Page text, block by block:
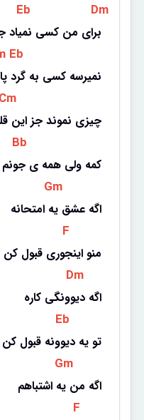
Eb Dm
برای من کسی نمیاد
Eb
نمیرسه کسی به گرد
Cm
چیزی نموند جز این
Bb
کمه ولی همه ی جونم
Gm
اگه عشق یه امتحانه
F
منو اینجوری قبول کن
Dm
اگه دیوونگی کاره
Eb
تو یه دیوونه قبول کن
Gm
اگه من یه اشتباهم
F